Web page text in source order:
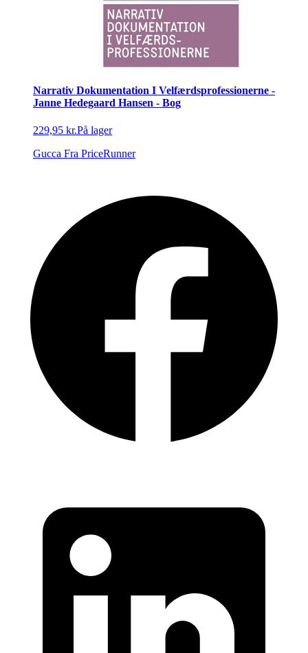
Narrativ Dokumentation I Velfærdsprofessionerne -
Janne Hedegaard Hansen - Bog
229,95 kr.På lager
Gucca Fra PriceRunner